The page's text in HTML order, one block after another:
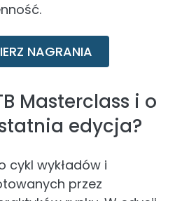
NAGRANIA
Masterclass i o
edycja?
cykl wykładów i
przez